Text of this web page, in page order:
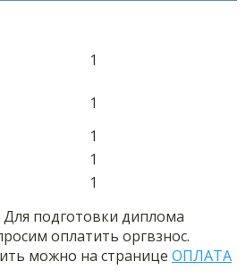
1
1
1
1
1
Для подготовки диплома
оплатить оргвзнос.
можно на странице ОПЛАТА